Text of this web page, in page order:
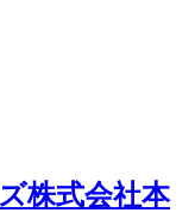
株式会社本